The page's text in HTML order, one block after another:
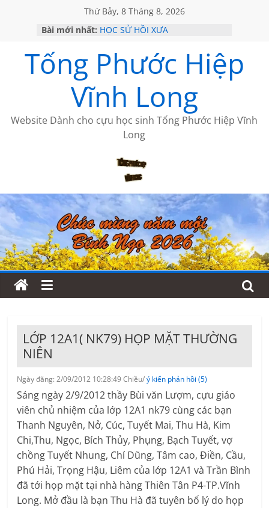
Thứ Bảy, 8 Tháng 8, 2026
Bài mới nhất: HỌC SỬ HỒI XƯA
KHÔNG ĐỀ 19 CỦA THÁI LÃO
CHÙM THƠ CỦA BÍCH HÀ
Tống Phước Hiệp
Vĩnh Long
Website Dành cho cựu học sinh Tống Phước Hiệp Vĩnh
Long
LỚP 12A1( NK79) HỌP MẶT THƯỜNG
NIÊN
Ngày đăng: 2/09/2012 10:28:49 Chiều/ý kiến phản hồi (5)
Sáng ngày 2/9/2012 thầy Bùi văn Lượm, cựu giáo
viên chủ nhiệm của lớp 12A1 nk79 cùng các bạn
Thanh Nguyên, Nở, Cúc, Tuyết Mai, Thu Hà, Kim
Chi,Thu, Ngọc, Bích Thủy, Phụng, Bạch Tuyết, vợ
chồng Tuyết Nhung, Chí Dũng, Tâm cao, Điền, Cầu,
Phú Hải, Trọng Hậu, Liêm của lớp 12A1 và Trần Bình
đã tới họp mặt tại nhà hàng Thiên Tân P4-TP.Vĩnh
Long. Mở đầu là bạn Thu Hà đã tuyên bố lý do họp